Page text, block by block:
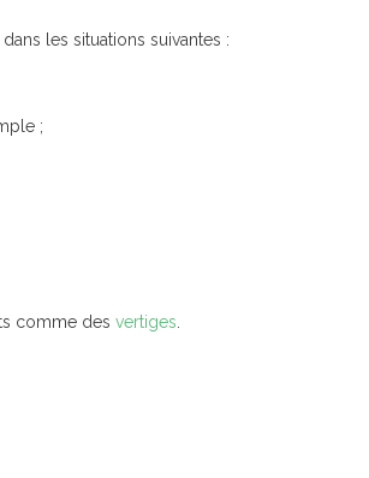
les situations suivantes :
;
comme desvertiges